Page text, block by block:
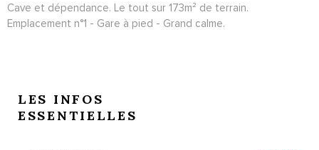
Cave et dépendance. Le tout sur 173m² de terrain.
Emplacement n°1 - Gare à pied - Grand calme.
LES INFOS
ESSENTIELLES